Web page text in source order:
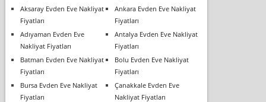
Aksaray Evden Eve Nakliyat
Fiyatları
Ankara Evden Eve Nakliyat
Fiyatları
Adıyaman Evden Eve
Nakliyat Fiyatları
Antalya Evden Eve Nakliyat
Fiyatları
Batman Evden Eve Nakliyat
Fiyatları
Bolu Evden Eve Nakliyat
Fiyatları
Bursa Evden Eve Nakliyat
Fiyatları
Çanakkale Evden Eve
Nakliyat Fiyatları